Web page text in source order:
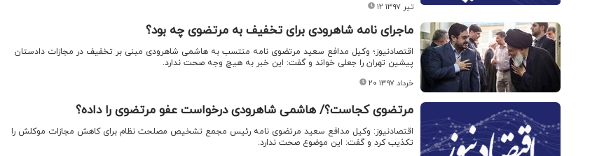
۱۲ تیر ۱۳۹۷
ماجرای نامه شاهرودی برای تخفیف به مرتضوی چه بود؟
اقتصادنیوز؛ وکیل مدافع سعید مرتضوی نامه منتسب به هاشمی شاهرودی مبنی بر تخفیف در مجازات دادستان
پیشین تهران را جعلی خواند و گفت: این خبر به هیچ وجه صحت ندارد.
۲۰ خرداد ۱۳۹۷
مرتضوی کجاست؟/ هاشمی شاهرودی درخواست عفو مرتضوی را داده؟
اقتصادنیوز: وکیل مدافع سعید مرتضوی نامه رئیس مجمع تشخیص مصلحت نظام برای کاهش مجازات موکلش را
تکذیب کرد و گفت: این موضوع صحت ندارد.